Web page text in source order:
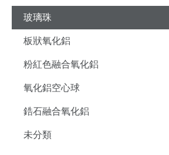
玻璃珠
板狀氧化鋁
粉紅色融合氧化鋁
氧化鋁空心球
鋯石融合氧化鋁
未分類